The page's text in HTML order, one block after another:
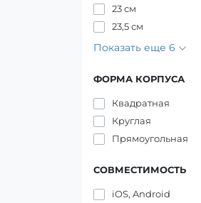
23 см
23,5 см
Показать еще 6
ФОРМА КОРПУСА
Квадратная
Круглая
Прямоугольная
СОВМЕСТИМОСТЬ
iOS, Android